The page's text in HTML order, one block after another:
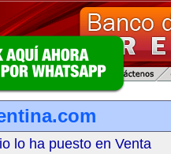
lo ha puesto en Venta